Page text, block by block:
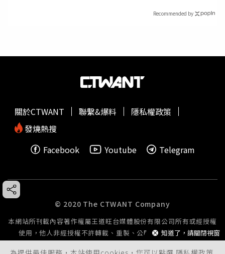
Recommended by
知道了，請關閉視窗
關於CTWANT 聯繫&爆料
隱私權政策
發燒熱搜
Facebook
Youtube Telegram
© 2020 The CTWANT Company
本網站所刊載內容著作權屬王道旺台媒體股份有限公司所有或經授權
使用，他人非經授權不許轉載、重製、公開播送或公開傳輸。